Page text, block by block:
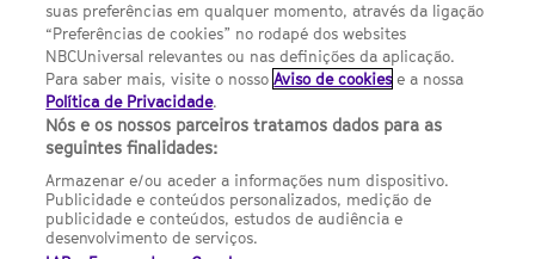
UMA DIVISÃO DA NBCUNIVERSAL
Contact us by email: contact.SYFYPortugal@ncbuni.com
NBC Universal Global Networks España S.L.U. is wholly owned
by Universal Studios International BV
NBC Universal Global Networks, S.L.U. Paseo de la Castellana,
95. Planta 10 Edificio Torre Europa 28046 Madrid B-82227893
suas preferências em qualquer momento, através da ligação
“Preferências de cookies” no rodapé dos websites
NBCUniversal relevantes ou nas definições da aplicação.
Para saber mais, visite o nossoAviso de cookies e a nossa
Política de Privacidade.
Nós e os nossos parceiros tratamos dados para as
seguintes finalidades:
Armazenar e/ou aceder a informações num dispositivo.
Publicidade e conteúdos personalizados, medição de
publicidade e conteúdos, estudos de audiência e
desenvolvimento de serviços.